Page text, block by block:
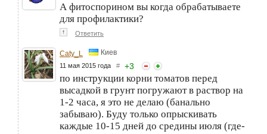
А фитоспорином вы когда обрабатываете
для профилактики?
↑ Ответить
Caty_L Киев
11 мая 2015 года # +3
по инструкции корни томатов перед
высадкой в грунт погружают в раствор на
1-2 часа, я это не делаю (банально
забываю). Буду только опрыскивать
каждые 10-15 дней до средины июля (где-